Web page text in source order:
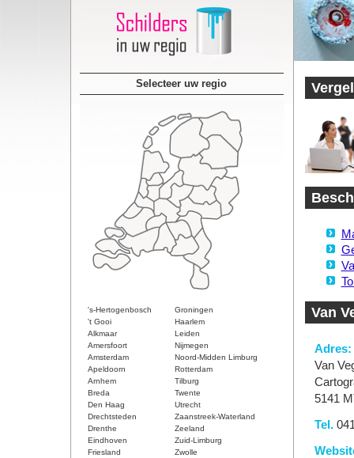
Selecteer uw regio
's-Hertogenbosch
Groningen
't Gooi
Haarlem
Alkmaar
Leiden
Amersfoort
Nijmegen
Amsterdam
Noord-Midden Limburg
Apeldoorn
Rotterdam
Arnhem
Tilburg
Breda
Twente
Den Haag
Utrecht
Drechtsteden
Zaanstreek-Waterland
Drenthe
Zeeland
Eindhoven
Zuid-Limburg
Friesland
Zwolle
Van
Adres:
Van
5141
Tel.